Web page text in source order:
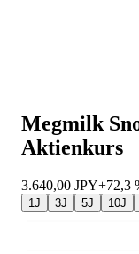
Megmilk
Aktienkurs
3.640,00 JPY+72,3
1J 3J 5J 10J